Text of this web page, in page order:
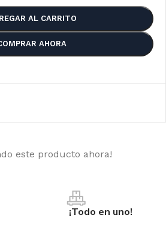
AL CARRITO
AHORA
este producto ahora!
¡Todo en uno!